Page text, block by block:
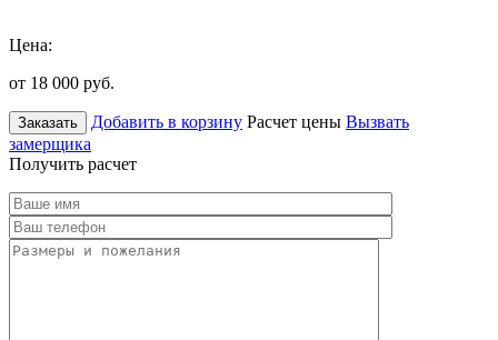
Цена:
от 18 000 руб.
Заказать Добавить в корзину Расчет цены Вызвать
замерщика
Получить расчет